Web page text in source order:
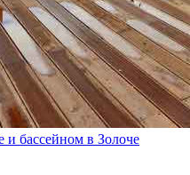
бассейном в Золоче